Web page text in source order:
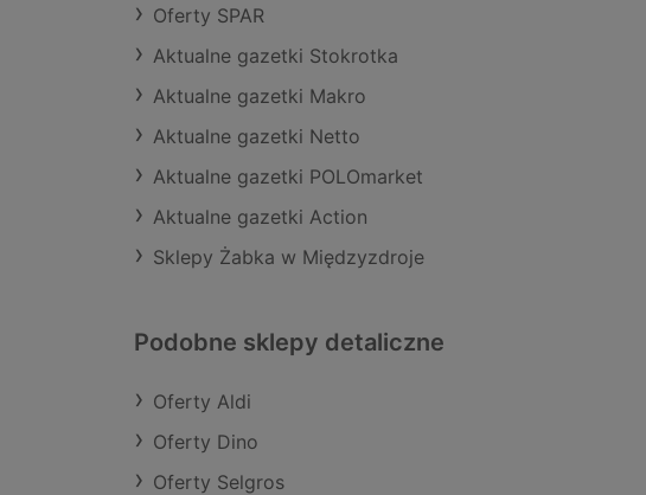
Oferty SPAR
Aktualne gazetki Stokrotka
Aktualne gazetki Makro
Aktualne gazetki Netto
Aktualne gazetki POLOmarket
Aktualne gazetki Action
Sklepy Żabka w Międzyzdroje
Podobne sklepy detaliczne
Oferty Aldi
Oferty Dino
Oferty Selgros